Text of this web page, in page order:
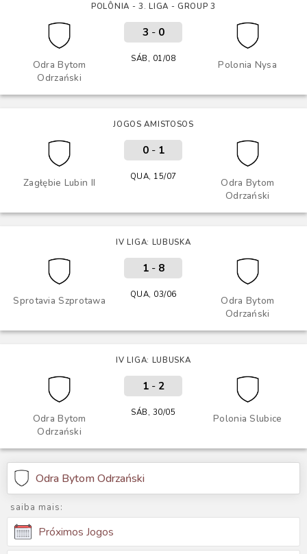
POLÔNIA - 3. LIGA - GROUP 3
Odra Bytom
Odrzański
Polonia Nysa
3 - 0
SÁB, 01/08
JOGOS AMISTOSOS
Zagłębie Lubin II
Odra Bytom
Odrzański
0- 1
QUA, 15/07
IV LIGA: LUBUSKA
Sprotavia Szprotawa
Odra Bytom
Odrzański
1- 8
QUA, 03/06
IV LIGA: LUBUSKA
Odra Bytom
Odrzański
Polonia Slubice
1- 2
SÁB, 30/05
Odra Bytom Odrzański
saiba mais:
Próximos Jogos